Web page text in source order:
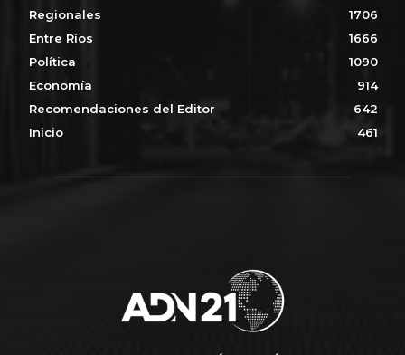
Regionales
1706
Entre Ríos
1666
Política
1090
Economía
914
Recomendaciones del Editor
642
Inicio
461